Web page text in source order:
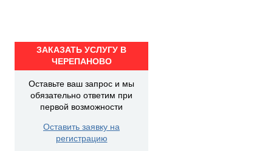
ЗАКАЗАТЬ УСЛУГУ В
ЧЕРЕПАНОВО
Оставьте ваш запрос и мы
обязательно ответим при
первой возможности
Оставить заявку на
регистрацию